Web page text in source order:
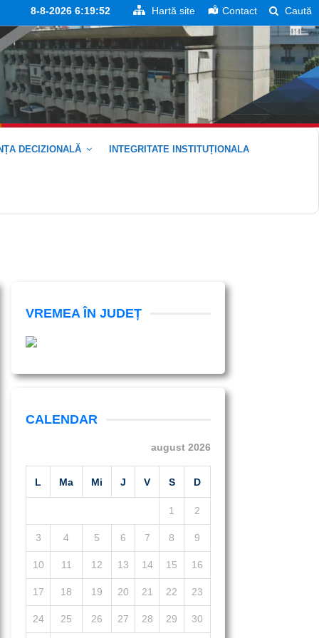
8-8-2026 6:19:53 Hartă site Contact Caută
DECIZIONALĂ INTEGRITATE INSTITUȚIONALA
VREMEA ÎN JUDEȚ
CALENDAR
august 2026
L Ma Mi J V S D
1 2
3 4 5 6 7 8 9
10 11 12 13 14 15 16
17 18 19 20 21 22 23
24 25 26 27 28 29 30